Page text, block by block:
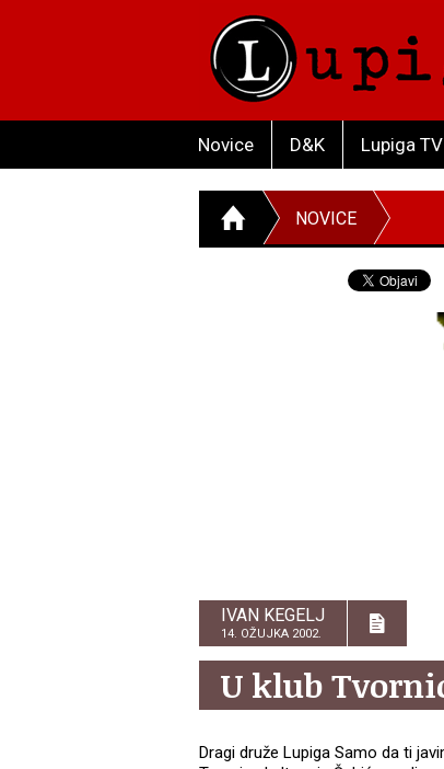
Novice D&K Lupiga TV
NOVICE
IVAN KEGELJ
14. OŽUJKA 2002.
U klub
Dragi druže Lupiga Samo da ti